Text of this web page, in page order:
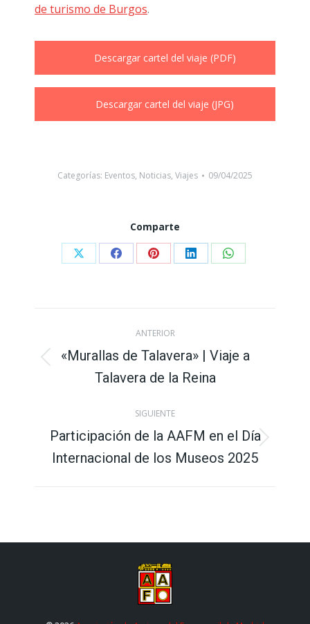
de turismo de Burgos.
Descargar cartel del viaje (PDF)
Descargar cartel del viaje (JPG)
Categorías: Eventos, Noticias, Viajes 09/04/2025
Comparte
CompartirCompartirCompartirCompartirCompartir
Navegación
entre
publicaciones
ANTERIOR
Publicación
anterior:
«Murallas de Talavera» | Viaje a
Talavera de la Reina
SIGUIENTE
siguiente:
Participación de la AAFM en el Día
Internacional de los Museos 2025